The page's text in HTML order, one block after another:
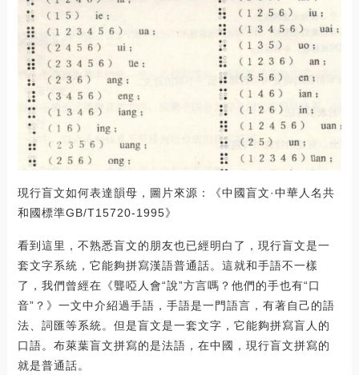
現行盲文如何表達韻母，圖片來源：《中國盲文·中華人名共
和國標準GB/T15720-1995》
看到這里，不熟悉盲文的朋友也已經明白了，現行盲文是一
套文字系統，它能夠拼寫漢語普通話。這就和手語不一樣
了，我們曾經在《聾啞人會“說”方言嗎？他們的手也有“口
音”？》一文中介紹過手語，手語是一門語言，有著自己的語
法、詞匯等系統。但是盲文是一套文字，它能夠拼寫盲人的
口語。布萊葉盲文拼寫的是法語，在中國，現行盲文拼寫的
就是普通話。